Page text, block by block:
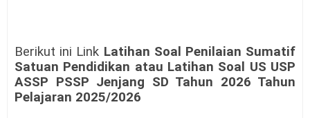
Berikut ini Link Latihan Soal Penilaian Sumatif
Satuan Pendidikan atau Latihan Soal US USP
ASSP PSSP Jenjang SD Tahun 2026 Tahun
Pelajaran 2025/2026